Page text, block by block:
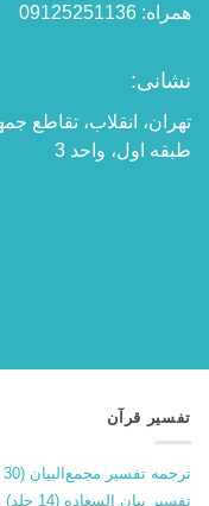
همراه: 09125251136
نشانی:
طبقه اول، واحد 3
تفسیر قرآن
ترجمه تفسیر مجمع‌البیان (30 جلد)
تفسیر بیان السعاده (14 جلد)